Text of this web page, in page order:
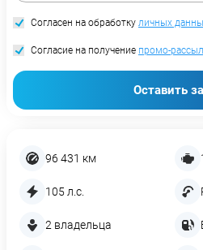
96 431 км
105 л.с.
2 владельца
Согласен на обработку личных
Согласие на получение промо-
Оставить